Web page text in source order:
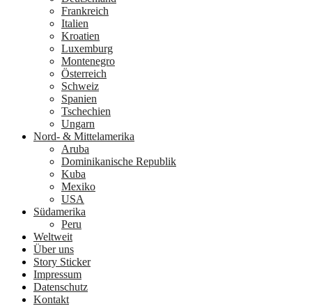
Frankreich
Italien
Kroatien
Luxemburg
Montenegro
Österreich
Schweiz
Spanien
Tschechien
Ungarn
Nord- & Mittelamerika
Aruba
Dominikanische Republik
Kuba
Mexiko
USA
Südamerika
Peru
Weltweit
Über uns
Story Sticker
Impressum
Datenschutz
Kontakt